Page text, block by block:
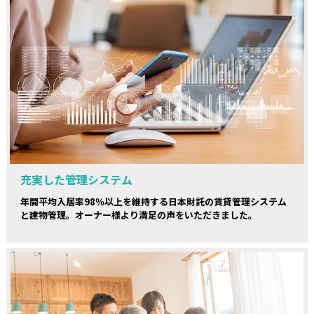
充実した管理システム
年間平均入居率98％以上を維持する日本財託の賃貸管理システム
と建物管理。オーナー様より満足の声をいただきました。